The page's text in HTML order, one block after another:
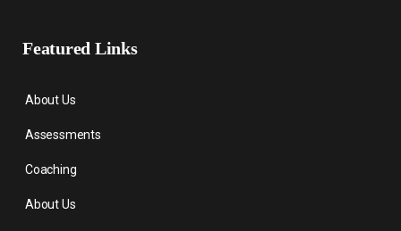
Featured Links
About Us
Assessments
Coaching
About Us